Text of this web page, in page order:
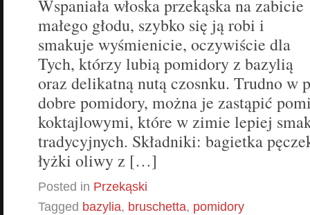
Wspaniała włoska przekąska na zabicie
małego głodu, szybko się ją robi i
smakuje wyśmienicie, oczywiście dla
Tych, którzy lubią pomidory z bazylią
oraz delikatną nutą czosnku. Trudno w
dobre pomidory, można je zastąpić
koktajlowymi, które w zimie lepiej
tradycyjnych. Składniki: bagietka
łyżki oliwy z […]
Posted in Przekąski
Tagged bazylia, bruschetta, pomidory